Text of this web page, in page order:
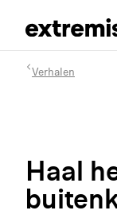
Verhalen
Haal